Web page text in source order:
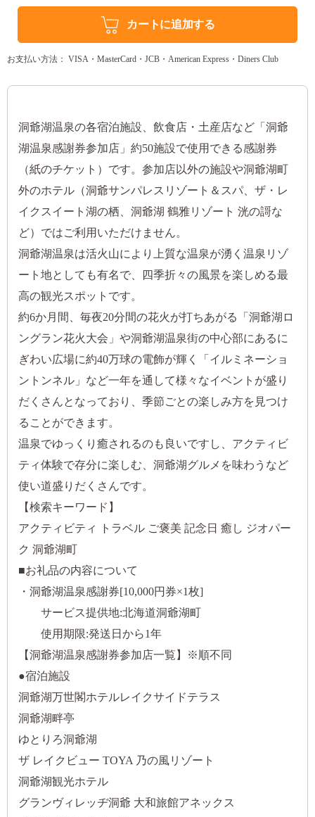
カートに追加する
お支払い方法： VISA・MasterCard・JCB・American Express・Diners Club
洞爺湖温泉の各宿泊施設、飲食店・土産店など「洞爺
湖温泉感謝券参加店」約50施設で使用できる感謝券
（紙のチケット）です。参加店以外の施設や洞爺湖町
外のホテル（洞爺サンパレスリゾート＆スパ、ザ・レ
イクスイート湖の栖、洞爺湖 鶴雅リゾート 洸の謌な
ど）ではご利用いただけません。
洞爺湖温泉は活火山により上質な温泉が湧く温泉リゾ
ート地としても有名で、四季折々の風景を楽しめる最
高の観光スポットです。
約6か月間、毎夜20分間の花火が打ちあがる「洞爺湖ロ
ングラン花火大会」や洞爺湖温泉街の中心部にあるに
ぎわい広場に約40万球の電飾が輝く「イルミネーショ
ントンネル」など一年を通して様々なイベントが盛り
だくさんとなっており、季節ごとの楽しみ方を見つけ
ることができます。
温泉でゆっくり癒されるのも良いですし、アクティビ
ティ体験で存分に楽しむ、洞爺湖グルメを味わうなど
使い道盛りだくさんです。
【検索キーワード】
アクティビティ トラベル ご褒美 記念日 癒し ジオパー
ク 洞爺湖町
■お礼品の内容について
・洞爺湖温泉感謝券[10,000円券×1枚]
サービス提供地:北海道洞爺湖町
使用期限:発送日から1年
【洞爺湖温泉感謝券参加店一覧】※順不同
●宿泊施設
洞爺湖万世閣ホテルレイクサイドテラス
洞爺湖畔亭
ゆとりろ洞爺湖
ザ レイクビュー TOYA 乃の風リゾート
洞爺湖観光ホテル
グランヴィレッヂ洞爺 大和旅館アネックス